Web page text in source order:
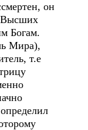
он
Высших
Богам.
Мира),
т.е